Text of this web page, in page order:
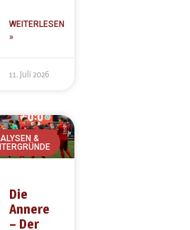
WEITERLESEN
»
11. Juli 2026
&
Die
Annere
– Der